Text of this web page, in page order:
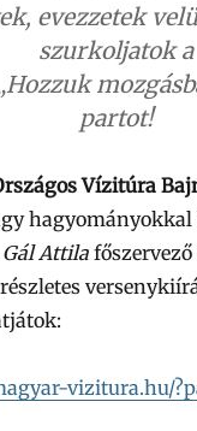
evezzetek
szurkoljatok a
partot!
Vízitúra
hagyományokkal
Gál Attila főszervező
vizitura.hu/